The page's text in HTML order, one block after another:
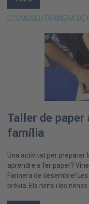
ECOMUSEU FARINERA
Taller de
família
Una activitat per preparar
aprendre a fer paper?
Farinera de desembre!
prèvia. Els nens i les